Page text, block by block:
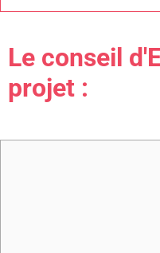
Le conseil
projet :